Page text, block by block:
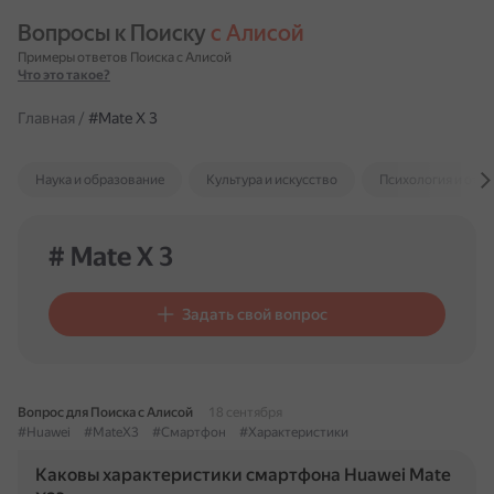
Вопросы к Поиску с Алисой
Примеры ответов Поиска с Алисой
Что это такое?
Главная / #Mate X 3
Наука и образование Культура и искусство Психология и
# Mate X 3
Задать свой вопрос
Вопрос для Поиска с Алисой
18 сентября
#Huawei
#MateX3 #Смартфон #Характеристики
Каковы характеристики смартфона Huawei Mate